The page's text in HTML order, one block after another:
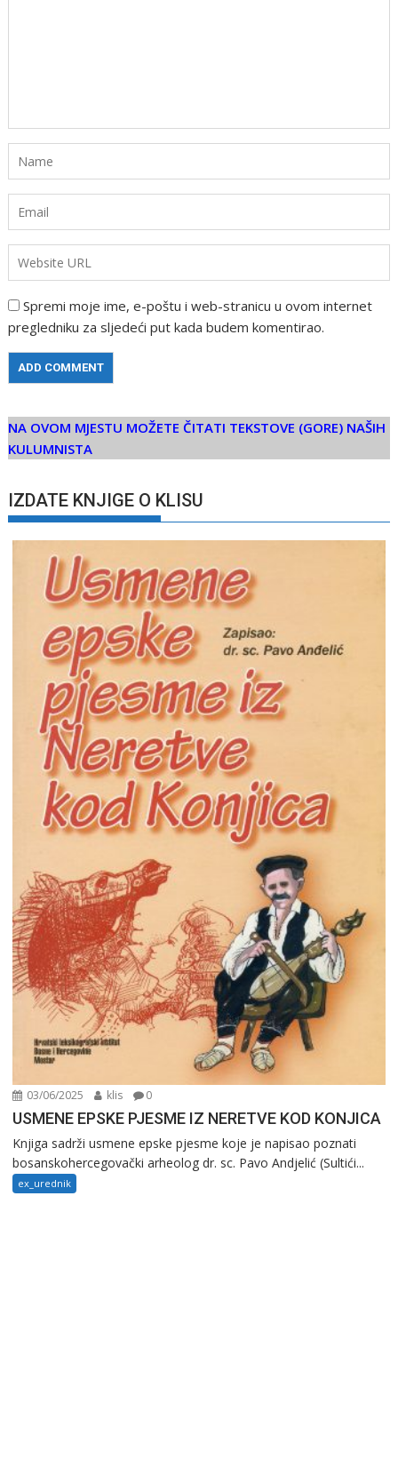
Spremi moje ime, e-poštu i web-stranicu u ovom internet
pregledniku za sljedeći put kada budem komentirao.
NA OVOM MJESTU MOŽETE ČITATI TEKSTOVE (GORE) NAŠIH
KULUMNISTA
IZDATE KNJIGE O KLISU
03/06/2025 klis 0
USMENE EPSKE PJESME IZ NERETVE KOD KONJICA
Knjiga sadrži usmene epske pjesme koje je napisao poznati
bosanskohercegovački arheolog dr. sc. Pavo Andjelić (Sultići...
ex_urednik